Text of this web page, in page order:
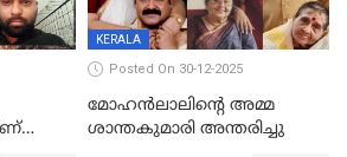
KERALA
Posted On 30-12-2025
മോഹന്‍ലാലിന്‍റെ അമ്മ
ശാന്തകുമാരി അന്തരിച്ചു